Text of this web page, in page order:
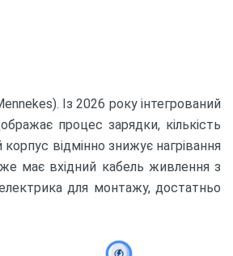
Із 2026 року інтегрований
процес зарядки, кількість
відмінно знижує нагрівання
має вхідний кабель живлення з
для монтажу, достатньо